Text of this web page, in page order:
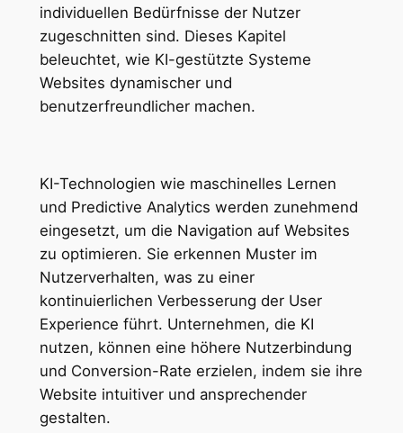
individuellen Bedürfnisse der Nutzer
zugeschnitten sind. Dieses Kapitel
beleuchtet, wie KI-gestützte Systeme
Websites dynamischer und
benutzerfreundlicher machen.
KI-Technologien wie maschinelles Lernen
und Predictive Analytics werden zunehmend
eingesetzt, um die Navigation auf Websites
zu optimieren. Sie erkennen Muster im
Nutzerverhalten, was zu einer
kontinuierlichen Verbesserung der User
Experience führt. Unternehmen, die KI
nutzen, können eine höhere Nutzerbindung
und Conversion-Rate erzielen, indem sie ihre
Website intuitiver und ansprechender
gestalten.